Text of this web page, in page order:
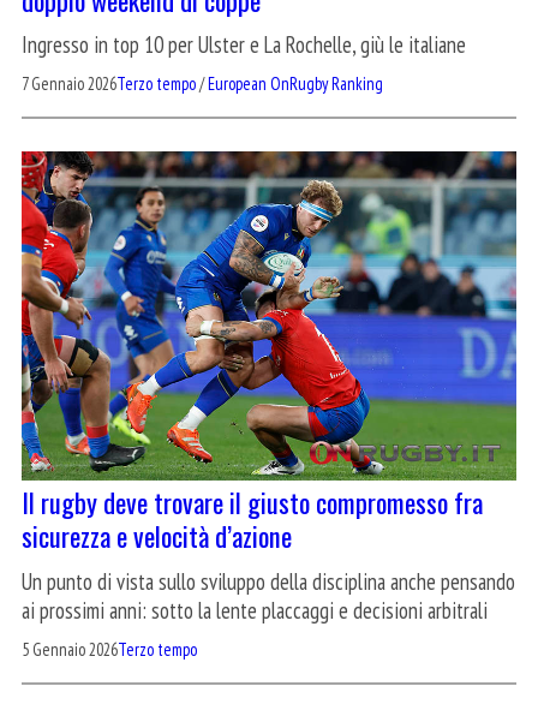
Ingresso in top 10 per Ulster e La Rochelle, giù le italiane
7 Gennaio 2026Terzo tempo/European OnRugby Ranking
Il rugby deve trovare il giusto compromesso fra
sicurezza e velocità d’azione
Un punto di vista sullo sviluppo della disciplina anche pensando
ai prossimi anni: sotto la lente placcaggi e decisioni arbitrali
5 Gennaio 2026Terzo tempo